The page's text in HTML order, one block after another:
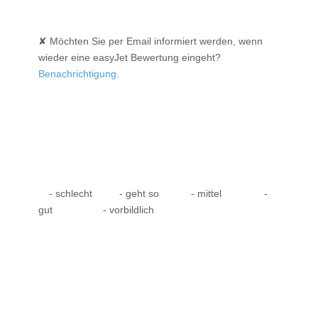
✘ Möchten Sie per Email informiert werden, wenn
wieder eine easyJet Bewertung eingeht?
Benachrichtigung
- schlecht - geht so - mittel
-
gut
- vorbildlich